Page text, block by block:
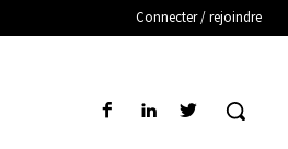
Connecter / rejoindre